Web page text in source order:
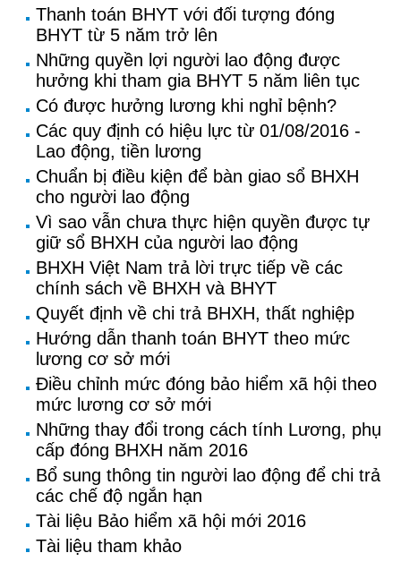
Thanh toán BHYT với đối tượng đóng
BHYT từ 5 năm trở lên
Những quyền lợi người lao động được
hưởng khi tham gia BHYT 5 năm liên tục
Có được hưởng lương khi nghỉ bệnh?
Các quy định có hiệu lực từ 01/08/2016 -
Lao động, tiền lương
Chuẩn bị điều kiện để bàn giao sổ BHXH
cho người lao động
Vì sao vẫn chưa thực hiện quyền được tự
giữ sổ BHXH của người lao động
BHXH Việt Nam trả lời trực tiếp về các
chính sách về BHXH và BHYT
Quyết định về chi trả BHXH, thất nghiệp
Hướng dẫn thanh toán BHYT theo mức
lương cơ sở mới
Điều chỉnh mức đóng bảo hiểm xã hội theo
mức lương cơ sở mới
Những thay đổi trong cách tính Lương, phụ
cấp đóng BHXH năm 2016
Bổ sung thông tin người lao động để chi trả
các chế độ ngắn hạn
Tài liệu Bảo hiểm xã hội mới 2016
Tài liệu tham khảo